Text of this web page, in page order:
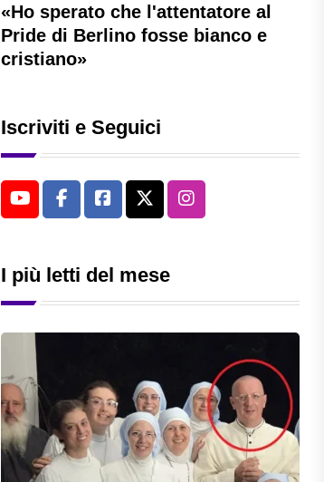
«Ho sperato che l'attentatore al
Pride di Berlino fosse bianco e
cristiano»
Iscriviti e Seguici
I più letti del mese